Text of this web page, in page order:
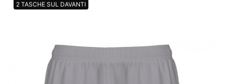
2 TASCHE SUL DAVANTI